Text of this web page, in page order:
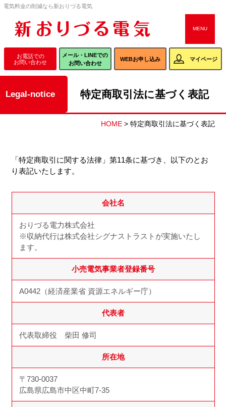
お問い合わせ
WEBお申し込み
新おりづる電気
新おりづる電気
プラン
ORIZURU光
について
よくある質問
電気料金の削減なら新おりづる電気
MENU
お電話での
お問い合わせ
メール・LINEでの
お問い合わせ
WEBお申し込み マイページ
legal-notice 特定商取引法に基づく表記
HOME> 特定商取引法に基づく表記
「特定商取引に関する法律」第11条に基づき、以下のとお
り表記いたします。
会社名
おりづる電力株式会社
※収納代行は株式会社シグナストラストが実施いたし
ます。
小売電気事業者登録番号
A0442（経済産業省 資源エネルギー庁）
代表者
代表取締役 柴田 修司
所在地
〒730-0037
広島県広島市中区中町7-35